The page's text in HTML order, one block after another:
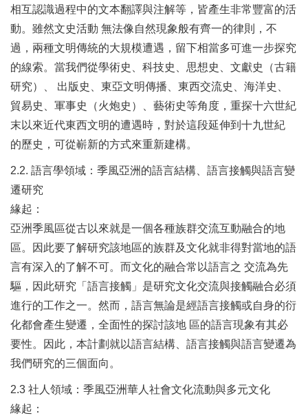
相互認識過程中的文本翻譯與注解等，皆產生非常豐富的活
動。雖然文史活動 無法像自然現象般有齊一的律則，不
過，兩種文明傳統的大規模遭遇，留下相當多可進一步探究
的線索。當我們從學術史、科技史、思想史、文獻史（古籍
研究）、 出版史、東亞文明傳播、東西交流史、海洋史、
貿易史、軍事史（火炮史）、藝術史等角度，重探十六世紀
末以來近代東西文明的遭遇時，對於這段延伸到十九世紀
的歷史，可從嶄新的方式來重新建構。
2.2. 語言學領域：季風亞洲的語言結構、語言接觸與語言變
遷研究
緣起：
亞洲季風區從古以來就是一個各種族群交流互動融合的地
區。因此要了解研究該地區的族群及文化就非得對當地的語
言有深入的了解不可。而文化的融合常以語言之 交流為先
驅，因此研究「語言接觸」是研究文化交流與接觸融合必須
進行的工作之一。然而，語言無論是經語言接觸或自身的衍
化都會產生變遷，全面性的探討該地 區的語言現象有其必
要性。因此，本計劃就以語言結構、語言接觸與語言變遷為
我們研究的三個面向。
2.3 社人領域：季風亞洲華人社會文化流動與多元文化
緣起：